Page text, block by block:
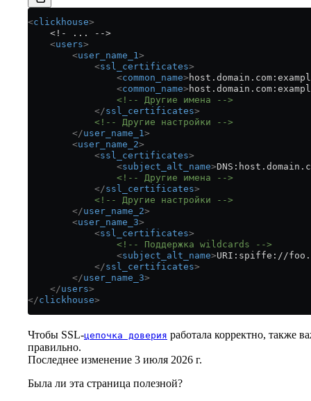
<clickhouse>
    <!- ... -->
    <
users>
        <
user_name_1 >
            <
ssl_certificates>
                <
common_name>
                <
common_name>
                <!-- Другие имена -->
            </
ssl_certificates>
            <!-- Другие настройки -->
        </
user_name_1 >
        <
user_name_2>
            <
ssl_certificates>
                <
subject_alt_name>
                <!-- Другие имена -->
            </
ssl_certificates>
            <!-- Другие настройки -->
        </
user_name_2>
        <
user_name_3>
            <
ssl_certificates>
                <!-- Поддержка wildcards -->
                <
subject_alt_name>URI:spiffe://
            </
ssl_certificates>
        </
user_name_3>
    </
users>
</clickhouse>
Чтобы SSL-цепочка доверия работала корректно, также
правильно.
Последнее изменение 3 июля 2026 г.
Была ли эта страница полезной?